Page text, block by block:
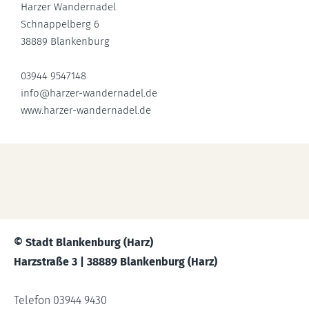
Harzer Wandernadel
Schnappelberg 6
38889 Blankenburg
03944 9547148
info@harzer-wandernadel.de
www.harzer-wandernadel.de
© Stadt Blankenburg (Harz)
Harzstraße 3 | 38889 Blankenburg (Harz)
Telefon 03944 9430